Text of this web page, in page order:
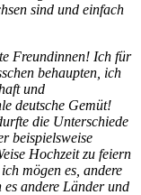
sind und einfach
Freundinnen! Ich für
behaupten, ich
und
deutsche Gemüt!
die Unterschiede
beispielsweise
Hochzeit zu feiern
mögen es, andere
es andere Länder und